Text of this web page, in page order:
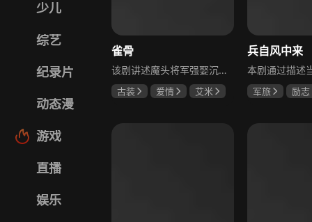
少儿
综艺
纪录片
动态漫
游戏
直播
娱乐
雀骨
该剧讲述魔头将军强娶沉迷机关术的财迷假千金，两人从契约夫妻起步，在生死局中互扒马甲，爱意与杀意交织共生。过程中他们揭露朝堂阴谋，破解生死乱局，最终共同守护家国太平，融合了权谋、爱情、冒险等多重元素，情节跌宕起伏。
古装 爱情
艾米
兵自风中来
军旅
励志